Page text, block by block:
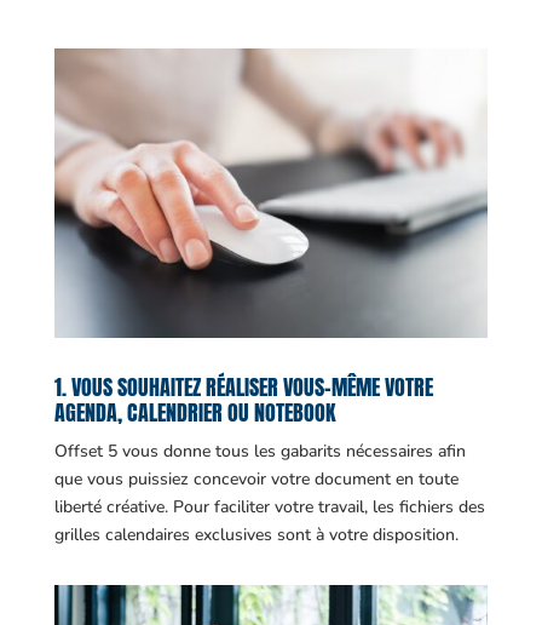
1. VOUS SOUHAITEZ RÉALISER VOUS-MÊME VOTRE
AGENDA, CALENDRIER OU NOTEBOOK
Offset 5 vous donne tous les gabarits nécessaires afin
que vous puissiez concevoir votre document en toute
liberté créative. Pour faciliter votre travail, les fichiers des
grilles calendaires exclusives sont à votre disposition.